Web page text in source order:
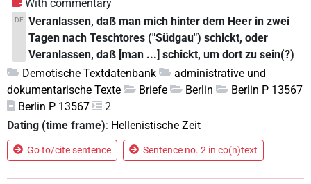
With commentary
DE Veranlassen, daß man mich hinter dem Heer in zwei
Tagen nach Teschtores ("Südgau") schickt, oder
Veranlassen, daß [man ...] schickt, um dort zu sein(?)
Demotische Textdatenbank
administrative und
dokumentarische Texte
Briefe Berlin
Berlin P 13567
Berlin P 13567
2
Dating (time frame): Hellenistische Zeit
Go to/cite sentence Sentence no. 2 in co(n)text